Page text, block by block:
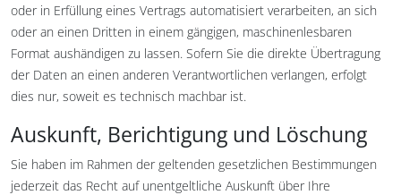
oder in Erfüllung eines Vertrags automatisiert verarbeiten, an sich
oder an einen Dritten in einem gängigen, maschinenlesbaren
Format aushändigen zu lassen. Sofern Sie die direkte Übertragung
der Daten an einen anderen Verantwortlichen verlangen, erfolgt
dies nur, soweit es technisch machbar ist.
Auskunft, Berichtigung und Löschung
Sie haben im Rahmen der geltenden gesetzlichen Bestimmungen
jederzeit das Recht auf unentgeltliche Auskunft über Ihre